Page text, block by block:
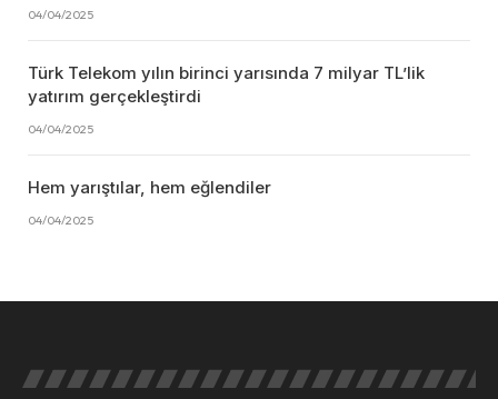
04/04/2025
Türk Telekom yılın birinci yarısında 7 milyar TL’lik
yatırım gerçekleştirdi
04/04/2025
Hem yarıştılar, hem eğlendiler
04/04/2025